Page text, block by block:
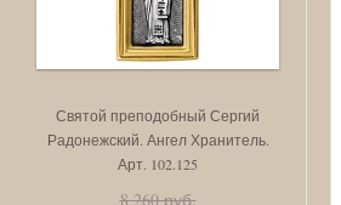
Святой преподобный Сергий
Радонежский. Ангел Хранитель.
Арт. 102.125
8 260 руб.